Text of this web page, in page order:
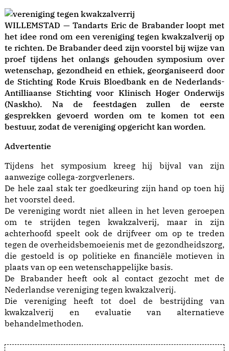
WILLEMSTAD — Tandarts Eric de Brabander loopt met
het idee rond om een vereniging tegen kwakzalverij op
te richten. De Brabander deed zijn voorstel bij wijze van
proef tijdens het onlangs gehouden symposium over
wetenschap, gezondheid en ethiek, georganiseerd door
de Stichting Rode Kruis Bloedbank en de Nederlands-
Antilliaanse Stichting voor Klinisch Hoger Onderwijs
(Naskho). Na de feestdagen zullen de eerste
gesprekken gevoerd worden om te komen tot een
bestuur, zodat de vereniging opgericht kan worden.
Advertentie
Tijdens het symposium kreeg hij bijval van zijn
aanwezige collega-zorgverleners.
De hele zaal stak ter goedkeuring zijn hand op toen hij
het voorstel deed.
De vereniging wordt niet alleen in het leven geroepen
om te strijden tegen kwakzalverij, maar in zijn
achterhoofd speelt ook de drijfveer om op te treden
tegen de overheidsbemoeienis met de gezondheidszorg,
die gestoeld is op politieke en financiële motieven in
plaats van op een wetenschappelijke basis.
De Brabander heeft ook al contact gezocht met de
Nederlandse vereniging tegen kwakzalverij.
Die vereniging heeft tot doel de bestrijding van
kwakzalverij en evaluatie van alternatieve
behandelmethoden.